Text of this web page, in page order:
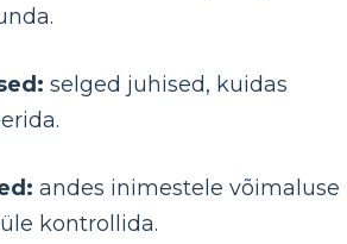
selged juhised, kuidas
andes inimestele võimaluse
kontrollida.